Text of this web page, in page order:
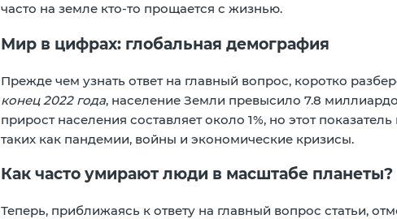
часто на земле кто-то прощается с жизнью.
Мир в цифрах: глобальная демография
Прежде чем узнать ответ на главный вопрос, коротко
конец 2022 года, население Земли превысило 7.8
прирост населения составляет около 1%, но этот
таких как пандемии, войны и экономические кризисы.
Как часто умирают люди в масштабе планеты?
Теперь, приближаясь к ответу на главный вопрос статьи,